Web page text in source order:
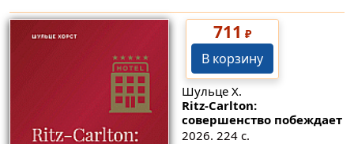
711 ₽
В корзину
Шульце Х.
Ritz-Carlton:
совершенство побеждает
2026. 224 с.